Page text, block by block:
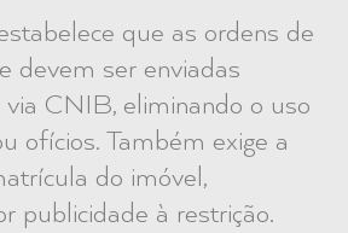
que as ordens de
devem ser enviadas
via CNIB, eliminando o uso
ofícios. Também exige a
do imóvel,
publicidade à restrição.